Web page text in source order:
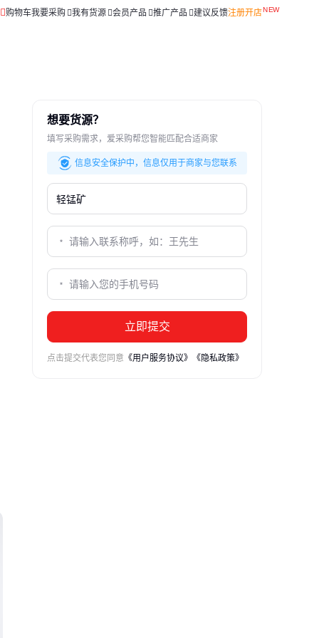
购物车我要采购 我有货源 会员产品 推广产品 建议反馈注册开店
想要货源？
填写采购需求，爱采购帮您智能匹配合适商家
信息安全保护中，信息仅用于商家与您联系
立即提交
点击提交代表您同意 《用户服务协议》 《隐私政策》